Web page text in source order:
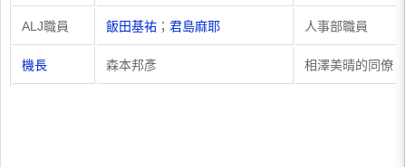
ALJ職員 飯田基祐 ； 君島麻耶 人事部職員
機長 森本邦彥 相澤美晴的同僚